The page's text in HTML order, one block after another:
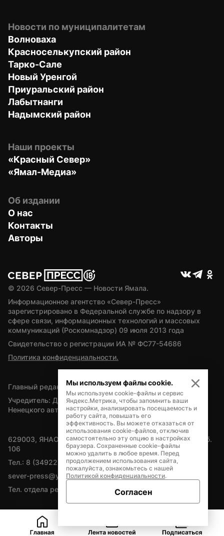
Новости по муниципалитетам
Волноваха
Красноселькупский район
Тарко-Сале
Новый Уренгой
Приуральский район
Лабытнанги
Надымский район
Наши проекты
«Красный Север»
«Ямал-Медиа»
Об издании
О нас
Контакты
Авторы
© 2026 Север-Пресс — Новости Ямала.
Информационное агентство «Север-Пресс»
зарегистрировано в Федеральной службе по надзору в
сфере связи, информационных технологий и массовых
коммуникаций (Роскомнадзор) 09 июля 2013 года
Свидетельство о регистрации ИА № ФС77-54686
Политика конфиденциальности.
Главный редактор — А.Л. Поздеев
Учредитель: Департамент внутренней политики Ямало-
Ненецкого автономного округа
629003, ЯНАО, Салехард, мкр. Богдана Кнунянца, д.1, каб.
106
Тел.: 8 (34922) 71262
sever-press@yamal-media.ru
Тел. отдела рекламы: 8 (34922) 42728
Мы используем файлы cookie.
Мы используем cookie-файлы и сервис
Яндекс.Метрика, чтобы запомнить ваши
настройки, анализировать посещаемость и
работу сайта, повышать его
эффективность. Вы можете отказаться от
использования cookie-файлов, отключив
самостоятельно эту опцию в настройках
браузера. Сохраненные cookie-файлы
можно удалить в любое время. Перед
продолжением использования сайта,
пожалуйста, ознакомьтесь с нашей
Политикой конфиденциальности.
Согласен